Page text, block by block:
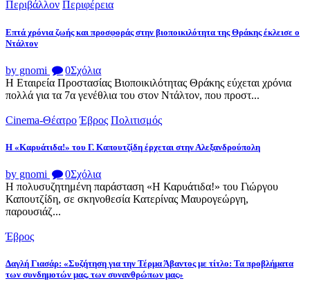
Περιβάλλον Περιφέρεια
Επτά χρόνια ζωής και προσφοράς στην βιοποικιλότητα της Θράκης έκλεισε ο
Ντάλτον
by gnomi 0Σχόλια
Η Εταιρεία Προστασίας Βιοποικιλότητας Θράκης εύχεται χρόνια
πολλά για τα 7α γενέθλια του στον Ντάλτον, που προστ...
Cinema-Θέατρο Έβρος Πολιτισμός
Η «Καρυάτιδα!» του Γ. Καπουτζίδη έρχεται στην Αλεξανδρούπολη
by gnomi 0Σχόλια
Η πολυσυζητημένη παράσταση «Η Καρυάτιδα!» του Γιώργου
Καπουτζίδη, σε σκηνοθεσία Κατερίνας Μαυρογεώργη,
παρουσιάζ...
Έβρος
Δαγλή Γιασάρ: «Συζήτηση για την Τέρμα Άβαντος με τίτλο: Τα προβλήματα
των συνδημοτών μας, των συνανθρώπων μας»